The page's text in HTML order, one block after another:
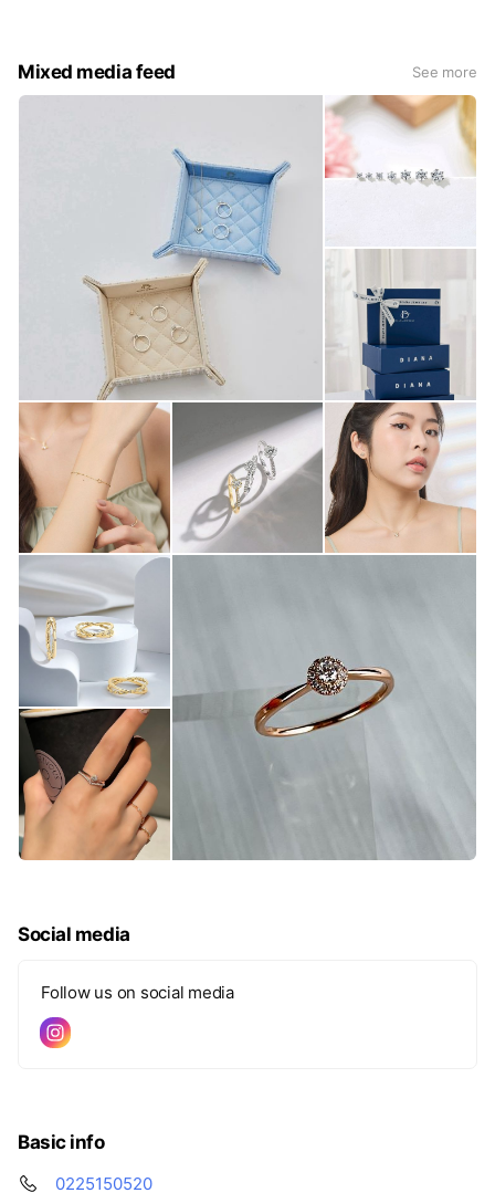
Mixed media feed See more
Social media
Follow us on social media
Basic info
0225150520